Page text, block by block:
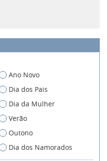
Ano Novo
Dia dos Pais
Dia da Mulher
Verão
Outono
Dia dos Namorados